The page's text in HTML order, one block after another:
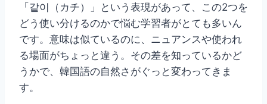
「같이（カチ）」という表現があって、この2つを
どう使い分けるのかで悩む学習者がとても多いん
です。意味は似ているのに、ニュアンスや使われ
る場面がちょっと違う。その差を知っているかど
うかで、韓国語の自然さがぐっと変わってきま
す。